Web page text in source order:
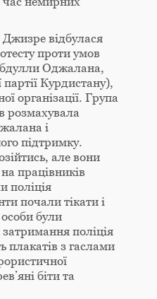
відбулася
проти умов
Оджалана,
Курдистану),
організації. Група
розмахувала
і
підтримку.
але вони
працівників
поліція
почали тікати і
були
поліція
плакатів з гаслами
біти та